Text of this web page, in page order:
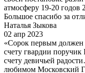
атмосферу 19-20 годов
Большое спасибо за
Наталья Зыкова
02 апр 2023
«Сорок первым
счету гвардии
счету девичьей
любимом Московский